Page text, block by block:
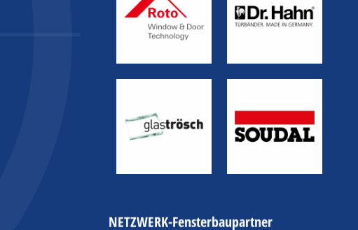
NETZWERK-Fensterbaupartner